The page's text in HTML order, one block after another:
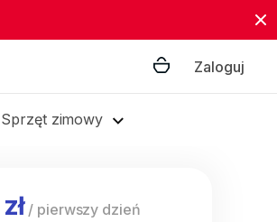
Zaloguj
Sprzęt zimowy
/ pierwszy dzień